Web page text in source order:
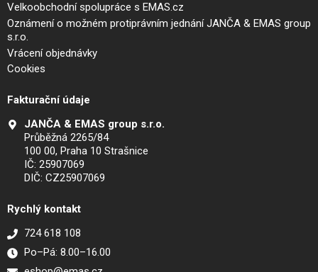
Velkoobchodní spolupráce s EMAS.cz
Oznámení o možném protiprávním jednání JANČA & EMAS group
s.r.o.
Vrácení objednávky
Cookies
Fakturační údaje
JANČA & EMAS group s.r.o.
Průběžná 2265/84
100 00, Praha 10 Strašnice
IČ: 25907069
DIČ: CZ25907069
Rychlý kontakt
724 618 108
Po–Pá: 8.00–16.00